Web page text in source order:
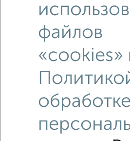
Участок 9 сот., ИЖС, в черте
5 050 000₽ 5 700 ₽за сотку
Пролетарский район, мкр.
файлов
«cookies»
обработке